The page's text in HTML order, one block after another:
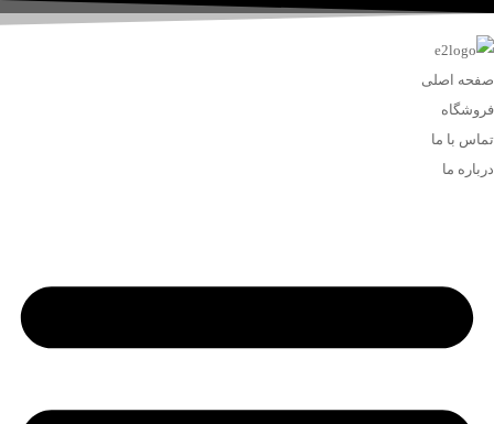
صفحه اصلی
فروشگاه
تماس با ما
درباره ما